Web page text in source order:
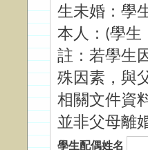
生未婚：學生
本人：(學生
註：若學生
殊因素，與
相關文件資
並非父母離
學生配偶姓名